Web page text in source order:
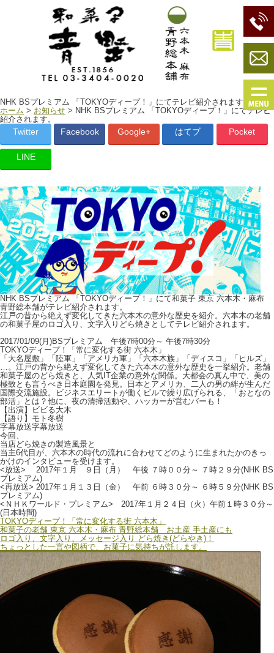
NHK BSプレミアム 「TOKYOディープ！」にてテレビ紹介されます。
ホーム > お知らせ > NHK BSプレミアム 「TOKYOディープ！」にてテレビ
紹介されます。
Twitter Facebook Google+ はてブ Pocket
LINE
NHK BSプレミアム 「TOKYOディープ！」にて和菓子 東京 六本木・麻布
青野総本舗がテレビ紹介されます。
江戸の昔から絶えず変化してきた六本木の意外な歴史を紹介。六本木の老舗
の和菓子屋のロゴ入り、文字入りどら焼きとしてテレビ紹介されます。
2017/01/09(月)BSプレミアム 午後7時00分～ 午後7時30分
TOKYOディープ！「常に変化する街 六本木」
「大名屋敷」「陸軍」「アメリカ軍」「六本木族」「ディスコ」「ヒルズ」
…。江戸の昔から絶えず変化してきた六本木の意外な歴史を一挙紹介。老舗
和菓子屋のどら焼きと、人気IT企業の意外な関係。大都会の真ん中で、美の
極致とも言うべき日本庭園を発見。日本とアメリカ、二人の男の絆が生んだ
国際交流施設。ビジネスエリートが働くビルで繰り広げられる、「おとなの
部活」とは？他に、夜の清掃活動や、ハッカーが営むバーも！
【出演】ビビる大木
【語り】モト冬樹
字幕放送字幕放送
今回、
当店どら焼きの製造風景と
当主6代目が、六本木の時代の流れに合わせてどのように生まれたかのきっ
かけのインタビューを受けます。
<放送> 2017年１月 ９日（月） 午後 ７時００分～ ７時２９分(NHK BS
プレミアム)
<再放送> 2017年１月１３日（金） 午前 ６時３０分～ ６時５９分(NHK BS
プレミアム)
<ＮＨＫワールド・プレミアム> 2017年１月２４日（火）午前１時３０分～
(日本時間)
TOKYOディープ！「常に変化する街 六本木」
和菓子の老舗 東京 六本木・麻布 青野総本舗 お土産 手土産にも
ロゴ入り、文字入り、メッセージ入り どら焼き(どらやき)！
ちょっとした一言や図柄で、お菓子に気持ちが託します。